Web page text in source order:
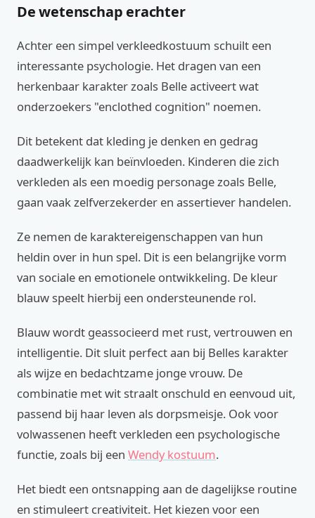
De wetenschap erachter
Achter een simpel verkleedkostuum schuilt een
interessante psychologie. Het dragen van een
herkenbaar karakter zoals Belle activeert wat
onderzoekers "enclothed cognition" noemen.
Dit betekent dat kleding je denken en gedrag
daadwerkelijk kan beïnvloeden. Kinderen die zich
verkleden als een moedig personage zoals Belle,
gaan vaak zelfverzekerder en assertiever handelen.
Ze nemen de karaktereigenschappen van hun
heldin over in hun spel. Dit is een belangrijke vorm
van sociale en emotionele ontwikkeling. De kleur
blauw speelt hierbij een ondersteunende rol.
Blauw wordt geassocieerd met rust, vertrouwen en
intelligentie. Dit sluit perfect aan bij Belles karakter
als wijze en bedachtzame jonge vrouw. De
combinatie met wit straalt onschuld en eenvoud uit,
passend bij haar leven als dorpsmeisje. Ook voor
volwassenen heeft verkleden een psychologische
functie, zoals bij een Wendy kostuum.
Het biedt een ontsnapping aan de dagelijkse routine
en stimuleert creativiteit. Het kiezen voor een